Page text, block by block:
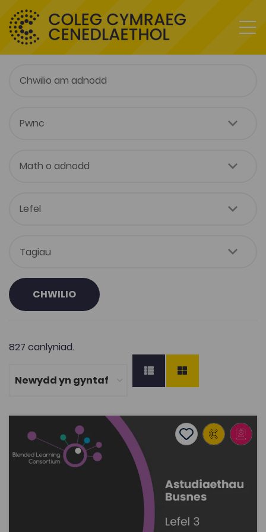
CHWILIO
827 canlyniad.
Adnoddau Astudiaethau Busnes Lefel 3 BTEC
Add to favourites
Dyddiad cyhoeddi: 2020 Add to favourites
Adnoddau Astudiaethau Busnes Lefel 3 BTEC
Adnodd Coleg Cymraeg
Astudiaethau Busnes (L3): sesiynau dysgu cyfunol 30 o